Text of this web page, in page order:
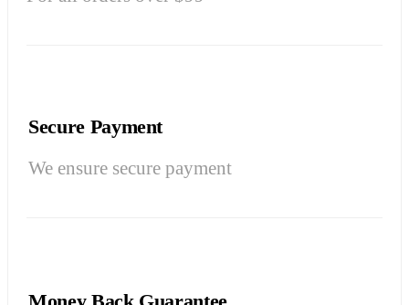
Secure Payment
We ensure secure payment